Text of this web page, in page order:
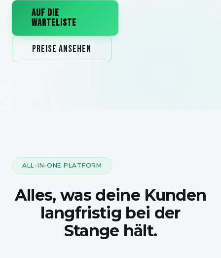
AUF DIE
WARTELISTE
PREISE ANSEHEN
ALL-IN-ONE PLATFORM
Alles, was deine Kunden
langfristig bei der
Stange hält.